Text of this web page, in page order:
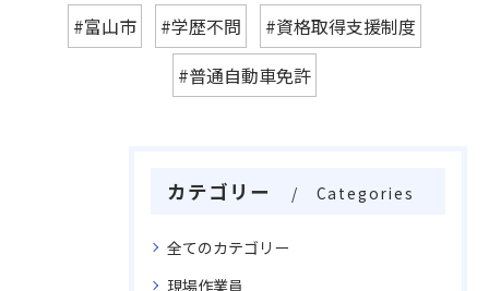
#富山市 #学歴不問
#資格取得支援制度
#普通自動車免許
カテゴリー Categories
全てのカテゴリー
現場作業員